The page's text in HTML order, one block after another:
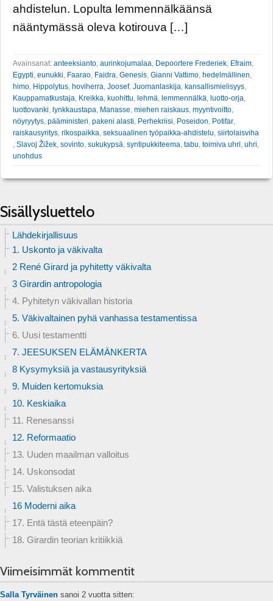
ahdistelun. Lopulta lemmennälkäänsä
nääntymässä oleva kotirouva […]
Avainsanat: anteeksianto aurinkojumalaa Depoortere Frederiek Efraim
Egypti eunukki Faarao Faidra Genesis Gianni Vattimo hedelmällinen
himo Hippolytus hoviherra Joosef, Juomanlaskija kansallismielisyys
Kauppamatkustaja Kreikka kuohittu lehmä lemmennälkä luotto-orja
luottovanki lynkkaustapa Manasse miehen raiskaus myyntivoitto
nöyryytys pääministeri pakeni alasti Perhekriisi Poseidon Potifar
raiskausyritys rikospaikka seksuaalinen työpaikka-ahdistelu siirtolaisviha
Slavoj Žižek sovinto sukukypsä syntipukkiteema tabu toimiva uhri uhri
unohdus
Sisällysluettelo
Lähdekirjallisuus
1. Uskonto ja väkivalta
2 René Girard ja pyhitetty väkivalta
3 Girardin antropologia
4. Pyhitetyn väkivallan historia
5. Väkivaltainen pyhä vanhassa testamentissa
6. Uusi testamentti
7. JEESUKSEN ELÄMÄNKERTA
8 Kysymyksiä ja vastausyrityksiä
9. Muiden kertomuksia
10. Keskiaika
11. Renesanssi
12. Reformaatio
13. Uuden maailman valloitus
14. Uskonsodat
15. Valistuksen aika
16 Moderni aika
17. Entä tästä eteenpäin?
18. Girardin teorian kritiikkiä
Viimeisimmät kommentit
Salla Tyrväinen sanoi 2 vuotta sitten: